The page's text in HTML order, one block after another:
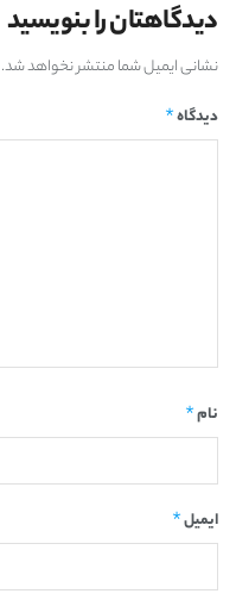
دیدگاهتان را بنویسید
نشانی ایمیل شما منتشر نخواهد شد.
دیدگاه*
نام*
ایمیل*